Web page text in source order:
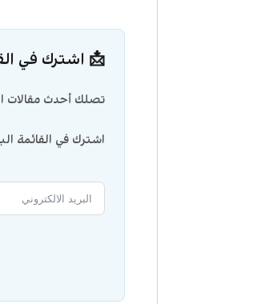
📩 اشترك في
تصلك أحدث مقالات
اشترك في القائمة